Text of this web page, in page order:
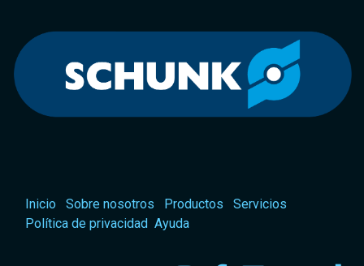
Inicio Sobre nosotros Productos
Servicios
Política de privacidad Ayuda